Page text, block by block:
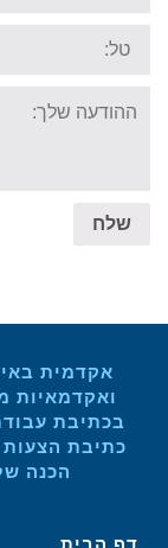
message:
שלח
אקדמית
ואקדמאיות
בכתיבת
כתיבת הצעות
הכנה
דף הבית